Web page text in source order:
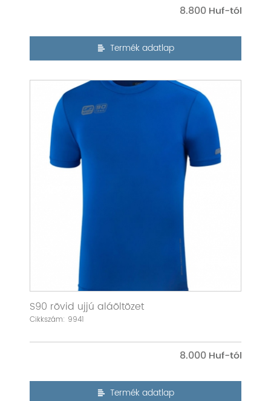
8.800
Termék adatlap
S90 rövid ujjú aláöltözet
Cikkszám: 9941
8.000
Termék adatlap